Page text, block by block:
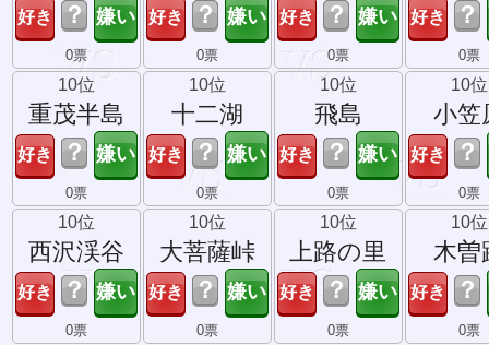
？
0票
？
0票
？
0票
？
0票
10位
重茂半島
？
0票
10位
十二湖
？
0票
10位
飛島
？
0票
10位
小笠
？
0票
10位
西沢渓谷
？
0票
10位
大菩薩峠
？
0票
10位
上路の里
？
0票
10位
木曽
？
0票